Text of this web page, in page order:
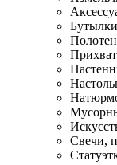
Свечи,